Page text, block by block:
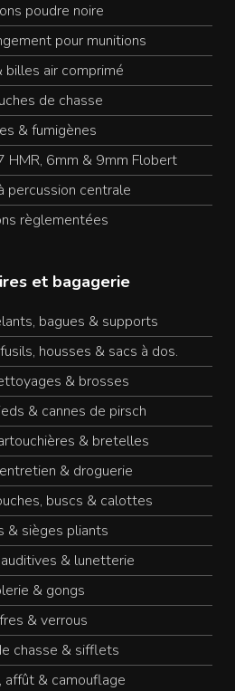
poudre noire
pour munitions
billes air comprimé
de chasse
& fumigènes
HMR, 6mm & 9mm Flobert
percussion centrale
règlementées
et bagagerie
bagues & supports
housses & sacs à dos.
& brosses
& cannes de pirsch
& bretelles
& droguerie
buscs & calottes
& sièges pliants
& lunetterie
& gongs
& verrous
chasse & sifflets
affût & camouflage